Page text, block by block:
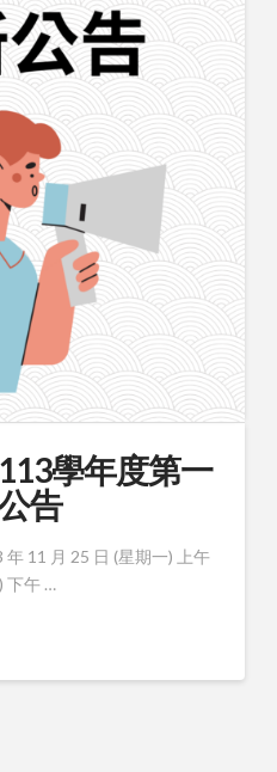
學年度第一
告
11 月 25 日 (星期一) 上午
下午 …